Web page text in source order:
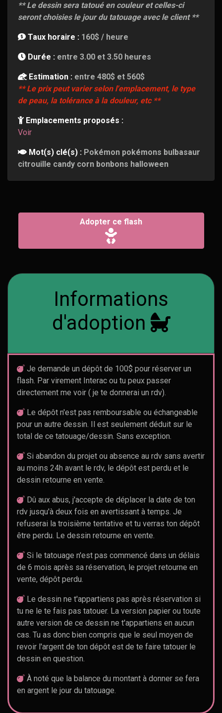
** Le dessin sera tatoué en couleur et celles-ci
seront choisies le jour du tatouage avec le client **
Taux horaire : 160$ / heure
Durée : entre 3.00 et 3.50 heures
Estimation : entre 480$ et 560$
** Le prix peut varier selon l'emplacement, le type
de peau, la tolérance à la douleur, etc **
Emplacements proposés :
Voir
Mot(s) clé(s) : Pokémon pokémons bulbasaur
citrouille candy corn bonbons halloween
Adopter ce flash
Informations
d'adoption
Je demande un dépôt de 100$ pour réserver un
flash. Par virement Interac ou tu peux passer
directement me voir ( je te donnerai un rdv).
Le dépôt n'est pas remboursable ou échangeable
pour un autre dessin. Il est seulement déduit sur le
total de ce tatouage/dessin. Sans exception.
Si abandon du projet ou absence au rdv sans avertir
au moins 24h avant le rdv, le dépôt est perdu et le
dessin retourne en vente.
Dû aux abus, j'accepte de déplacer la date de ton
rdv jusqu'à deux fois en avertissant à temps. Je
refuserai la troisième tentative et tu verras ton dépôt
être perdu. Le dessin retourne en vente.
Si le tatouage n'est pas commencé dans un délais
de 6 mois après sa réservation, le projet retourne en
vente, dépôt perdu.
Le dessin ne t'appartiens pas après réservation si
tu ne le te fais pas tatouer. La version papier ou toute
autre version de ce dessin ne t'appartiens en aucun
cas. Tu as donc bien compris que le seul moyen de
revoir l'argent de ton dépôt est de te faire tatouer le
dessin en question.
À noté que la balance du montant à donner se fera
en argent le jour du tatouage.